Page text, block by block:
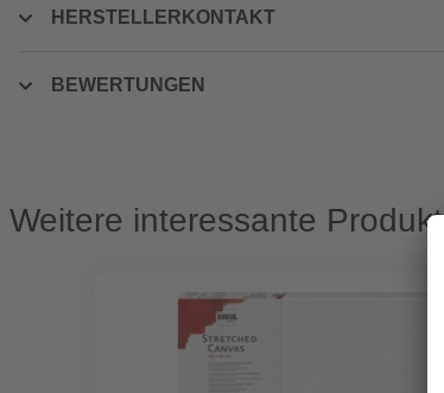
HERSTELLERKONTAKT
BEWERTUNGEN
Weitere interessante